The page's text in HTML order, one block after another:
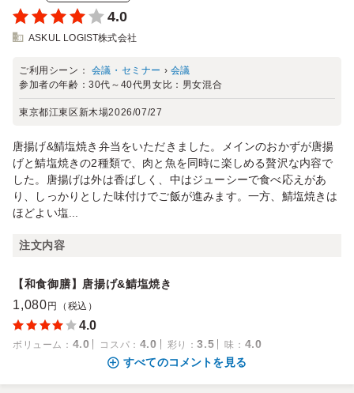
4.0
ASKUL LOGIST株式会社
ご利用シーン： 会議・セミナー › 会議
参加者の年齢：30代～40代男女比： 男女混合
東京都江東区新木場2026/07/27
唐揚げ&鯖塩焼き弁当をいただきました。メインのおかずが唐揚
げと鯖塩焼きの2種類で、肉と魚を同時に楽しめる贅沢な内容で
した。唐揚げは外は香ばしく、中はジューシーで食べ応えがあ
り、しっかりとした味付けでご飯が進みます。一方、鯖塩焼きは
ほどよい塩...
注文内容
【和食御膳】唐揚げ&鯖塩焼き
1,080 円（税込）
4.0
ボリューム ： 4.0 コスパ ： 4.0 彩り ：3.5 味 ： 4.0
すべてのコメントを見る